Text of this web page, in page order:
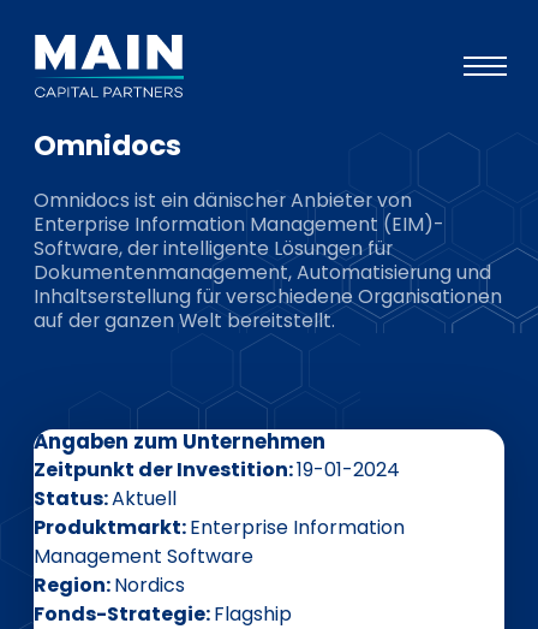
Ansatz
Wissen
Veranstaltungen
Investoren
ESG
Über uns
EN DE FR
Omnidocs
Omnidocs ist ein dänischer Anbieter von
Enterprise Information Management (EIM)-
Software, der intelligente Lösungen für
Dokumentenmanagement, Automatisierung und
Inhaltserstellung für verschiedene Organisationen
auf der ganzen Welt bereitstellt.
Angaben zum Unternehmen
Zeitpunkt der Investition 19-01-2024
Status Aktuell
Produktmarkt Enterprise Information
Management Software
Region Nordics
Fonds-Strategie Flagship